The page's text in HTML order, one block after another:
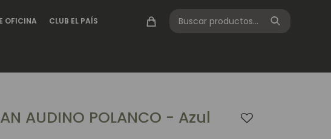
OFICINA CLUB EL PAÍS
AUDINO POLANCO - Azul